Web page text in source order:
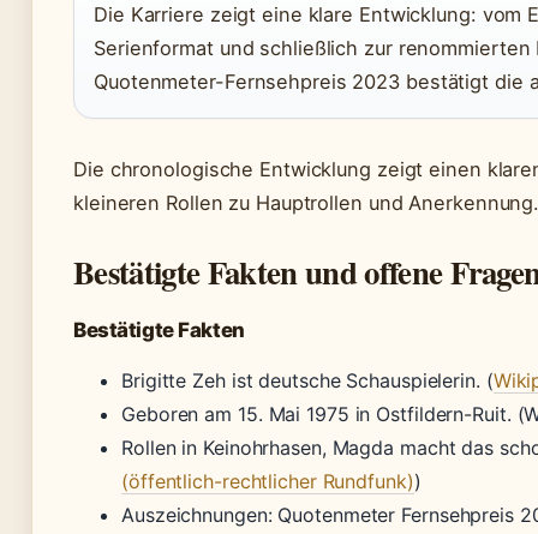
Die Karriere zeigt eine klare Entwicklung: vom
Serienformat und schließlich zur renommierten
Quotenmeter-Fernsehpreis 2023 bestätigt die
Die chronologische Entwicklung zeigt einen
kleineren Rollen zu Hauptrollen und
Bestätigte Fakten und offene
Bestätigte Fakten
Brigitte Zeh ist deutsche Schauspielerin. (
Geboren am 15. Mai 1975 in Ostfildern-Ruit.
Rollen in Keinohrhasen, Magda macht das
(öffentlich-rechtlicher Rundfunk))
Auszeichnungen: Quotenmeter Fernsehpreis